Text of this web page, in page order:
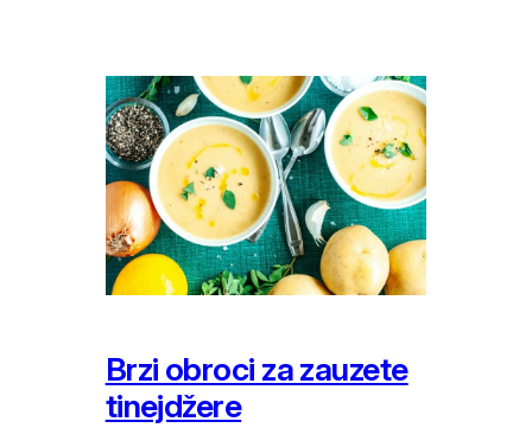
Brzi obroci za zauzete
tinejdžere